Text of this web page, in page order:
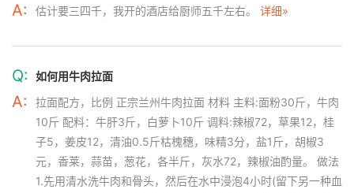
A: 估计要三四千，我开的酒店给厨师五千左右。 详细»
Q: 如何用牛肉拉面
A:
拉面配方，比例 正宗兰州牛肉拉面 材料 主料:面粉30斤，牛肉
10斤 配料：牛肝3斤，白萝卜10斤 调料:辣椒72，草果12，桂
子5，姜皮12，清油0.5斤枯槐穗，味精3分，盐1斤，胡椒3
元，香莱，蒜苗，葱花，各半斤，灰水72，辣椒油酌量。 做法
1.先用清水洗牛肉和骨头，然后在水中浸泡4小时(留下另一种血